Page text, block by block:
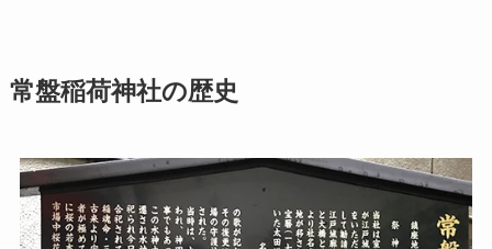
常盤稲荷神社の歴史